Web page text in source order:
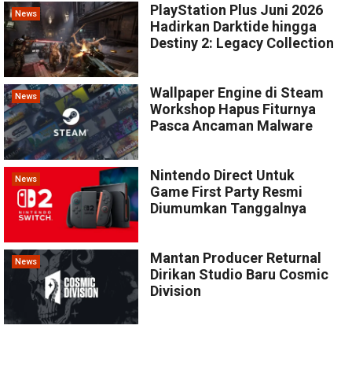
News
PlayStation Plus Juni 2026
Hadirkan Darktide hingga
Destiny 2: Legacy Collection
News
Wallpaper Engine di Steam
Workshop Hapus Fiturnya
Pasca Ancaman Malware
News
Nintendo Direct Untuk
Game First Party Resmi
Diumumkan Tanggalnya
News
Mantan Producer Returnal
Dirikan Studio Baru Cosmic
Division